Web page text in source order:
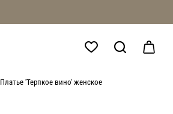
Платье 'Терпкое вино' женское